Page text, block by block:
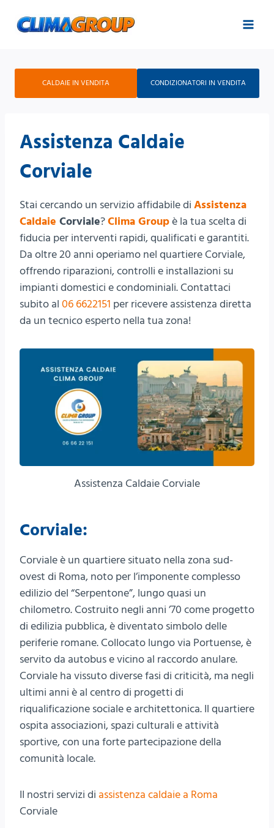
CALDAIE IN VENDITA CONDIZIONATORI IN VENDITA
Assistenza Caldaie
Corviale
Stai cercando un servizio affidabile di Assistenza
Caldaie Corviale?Clima Groupè la tua scelta di
fiducia per interventi rapidi, qualificati e garantiti.
Da oltre 20 anni operiamo nel quartiere Corviale,
offrendo riparazioni, controlli e installazioni su
impianti domestici e condominiali. Contattaci
subito al 06 6622151 per ricevere assistenza diretta
da un tecnico esperto nella tua zona!
Assistenza Caldaie Corviale
Corviale:
Corviale è un quartiere situato nella zona sud-
ovest di Roma, noto per l’imponente complesso
edilizio del “Serpentone”, lungo quasi un
chilometro. Costruito negli anni ’70 come progetto
di edilizia pubblica, è diventato simbolo delle
periferie romane. Collocato lungo via Portuense, è
servito da autobus e vicino al raccordo anulare.
Corviale ha vissuto diverse fasi di criticità, ma negli
ultimi anni è al centro di progetti di
riqualificazione sociale e architettonica. Il quartiere
ospita associazioni, spazi culturali e attività
sportive, con una forte partecipazione della
comunità locale.
II nostri servizi di assistenza caldaie a Roma
Corviale